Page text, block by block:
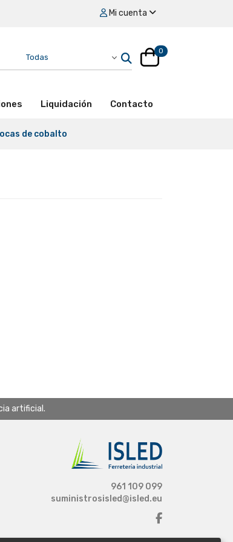
Mi cuenta
0
Liquidación Contacto
de cobalto
artificial.
961 109 099
suministrosisled@isled.eu